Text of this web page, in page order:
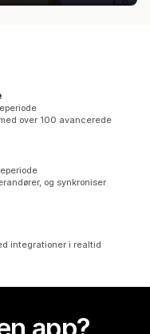
over 100 avancerede
og synkroniser
integrationer i realtid
app?